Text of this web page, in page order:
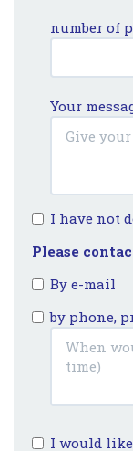
number of
Your
I have not
Please
By e-mail
by phone,
I would